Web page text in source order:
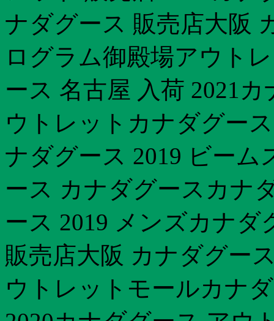
ナダグース 販売店大阪
ログラム御殿場アウト
ース 名古屋 入荷 2021
ウトレットカナダグー
ナダグース 2019 ビー
ース カナダグースカナ
ース 2019 メンズカナダ
販売店大阪 カナダグー
ウトレットモールカナ